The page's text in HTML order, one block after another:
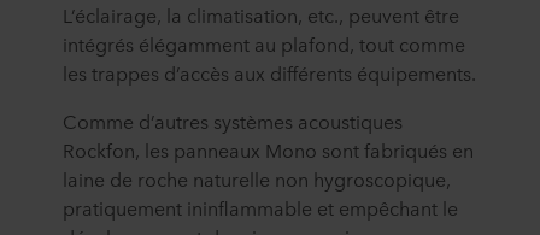
L’éclairage, la climatisation, etc., peuvent être
intégrés élégamment au plafond, tout comme
les trappes d’accès aux différents équipements.
Comme d’autres systèmes acoustiques
Rockfon, les panneaux Mono sont fabriqués en
laine de roche naturelle non hygroscopique,
pratiquement ininflammable et empêchant le